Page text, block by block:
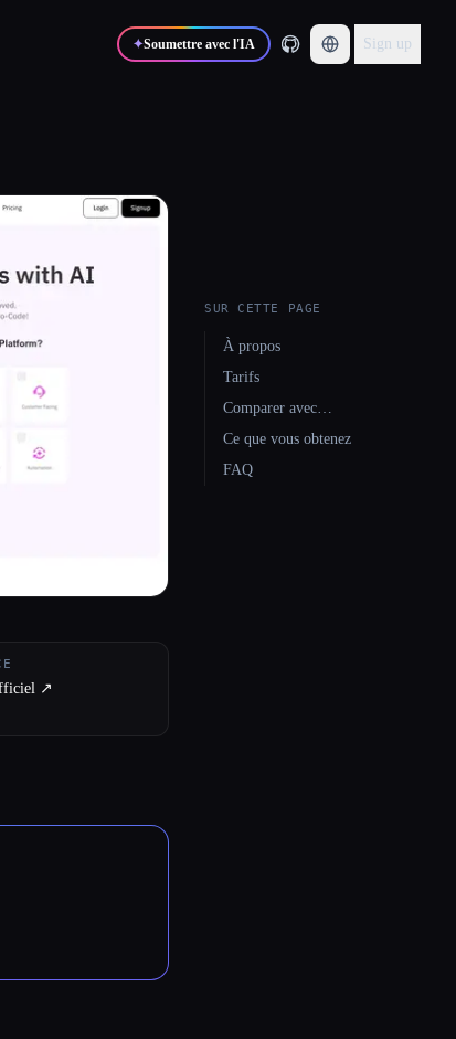
✦Soumettre avec l'IA Sign up
↗︎
SUR CETTE PAGE
À propos
Tarifs
Comparer avec…
Ce que vous obtenez
FAQ